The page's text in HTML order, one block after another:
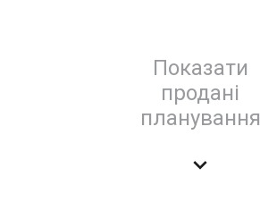
Показати
продані
планування
